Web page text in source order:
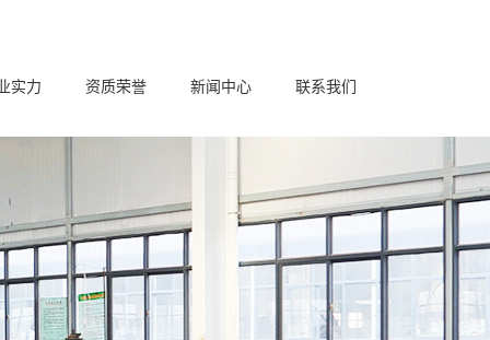
实力 资质荣誉 新闻中心 联系我们